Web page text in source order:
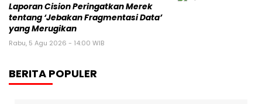
Laporan Cision Peringatkan Merek
tentang ‘Jebakan Fragmentasi Data’
yang Merugikan
Rabu, 5 Agu 2026 - 14:00 WIB
BERITA POPULER